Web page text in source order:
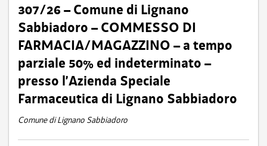
307/26 – Comune di Lignano
Sabbiadoro – COMMESSO DI
FARMACIA/MAGAZZINO – a tempo
parziale 50% ed indeterminato –
presso l’Azienda Speciale
Farmaceutica di Lignano Sabbiadoro
Comune di Lignano Sabbiadoro